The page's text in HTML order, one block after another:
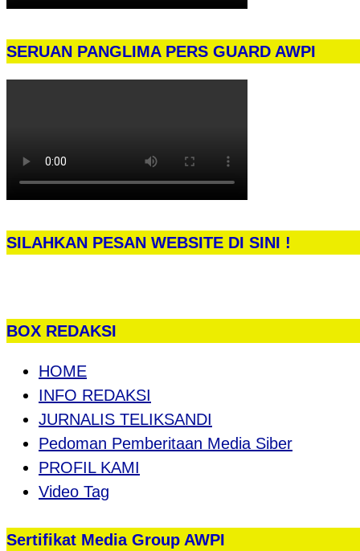
SERUAN PANGLIMA PERS GUARD AWPI
SILAHKAN PESAN WEBSITE DI SINI !
BOX REDAKSI
HOME
INFO REDAKSI
JURNALIS TELIKSANDI
Pedoman Pemberitaan Media Siber
PROFIL KAMI
Video Tag
Sertifikat Media Group AWPI